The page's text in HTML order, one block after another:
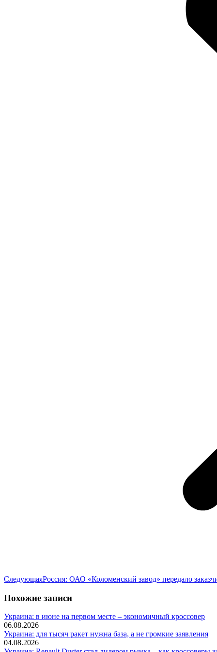
СледующаяСледующая
Россия: ОАО «Коломенский завод» передало
Похожие записи
Украина: в июне на первом месте – экономичный кроссовер
06.08.2026
Украина: для тысяч ракет нужна база, а не громкие заявления
04.08.2026